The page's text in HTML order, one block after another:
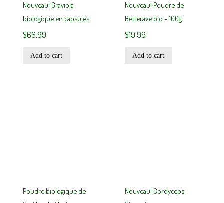
Nouveau! Graviola
biologique en capsules
$66.99
Add to cart
Nouveau! Poudre de
Betterave bio – 100g
$19.99
Add to cart
Poudre biologique de
Nouveau! Cordyceps